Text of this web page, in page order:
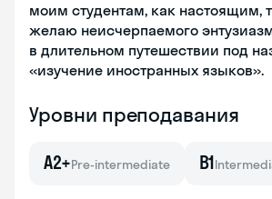
моим студентам, как настоящим,
желаю неисчерпаемого
в длительном путешествии под
«изучение иностранных языков».
Уровни преподавания
A2+Pre-intermediate B1